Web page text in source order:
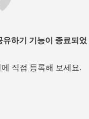
하기 기능이 종료되었
직접 등록해 보세요.